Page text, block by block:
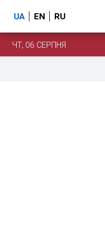
UA EN RU
ЧТ, 06 СЕРПНЯ